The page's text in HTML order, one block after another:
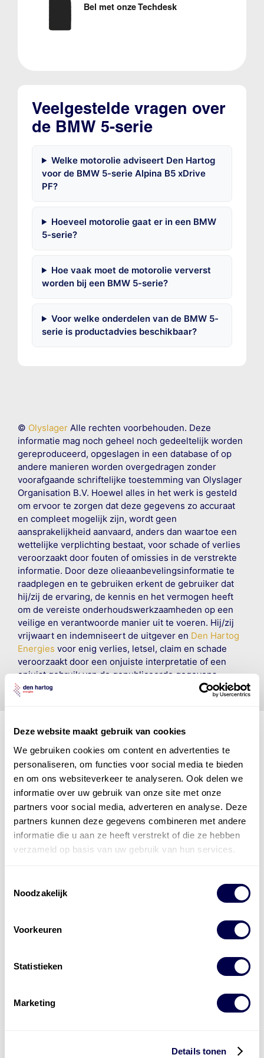
Deze website maakt gebruik van cookies
We gebruiken cookies om content en advertenties te
personaliseren, om functies voor social media te bieden
en om ons websiteverkeer te analyseren. Ook delen we
informatie over uw gebruik van onze site met onze
partners voor social media, adverteren en analyse. Deze
partners kunnen deze gegevens combineren met andere
informatie die u aan ze heeft verstrekt of die ze hebben
verzameld op basis van uw gebruik van hun services.
Noodzakelijk
Voorkeuren
Statistieken
Marketing
Details tonen
Bel met onze Techdesk
Veelgestelde vragen over
de BMW 5-serie
Welke motorolie adviseert Den Hartog
voor de BMW 5-serie Alpina B5 xDrive
PF?
Hoeveel motorolie gaat er in een BMW
5-serie?
Hoe vaak moet de motorolie ververst
worden bij een BMW 5-serie?
Voor welke onderdelen van de BMW 5-
serie is productadvies beschikbaar?
© OlyslagerAlle rechten voorbehouden. Deze
informatie mag noch geheel noch gedeeltelijk worden
gereproduceerd, opgeslagen in een database of op
andere manieren worden overgedragen zonder
voorafgaande schriftelijke toestemming van Olyslager
Organisation B.V. Hoewel alles in het werk is gesteld
om ervoor te zorgen dat deze gegevens zo accuraat
en compleet mogelijk zijn, wordt geen
aansprakelijkheid aanvaard, anders dan waartoe een
wettelijke verplichting bestaat, voor schade of verlies
veroorzaakt door fouten of omissies in de verstrekte
informatie. Door deze olieaanbevelingsinformatie te
raadplegen en te gebruiken erkent de gebruiker dat
hij/zij de ervaring, de kennis en het vermogen heeft
om de vereiste onderhoudswerkzaamheden op een
veilige en verantwoorde manier uit te voeren. Hij/zij
vrijwaart en indemniseert de uitgever en Den Hartog
Energies voor enig verlies, letsel, claim en schade
veroorzaakt door een onjuiste interpretatie of een
onjuist gebruik van de gepubliceerde gegevens.
Den Hartog Energies
bestaat uitvier divisies